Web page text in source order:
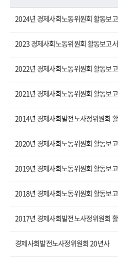
2024년 경제사회노동위원회 활동보
2023 경제사회노동위원회 활동보고서
2022년 경제사회노동위원회 활동보
2021년 경제사회노동위원회 활동보
2014년 경제사회발전노사정위원회
2020년 경제사회노동위원회 활동보
2019년 경제사회노동위원회 활동보
2018년 경제사회노동위원회 활동보
2017년 경제사회발전노사정위원회
경제사회발전노사정위원회 20년사